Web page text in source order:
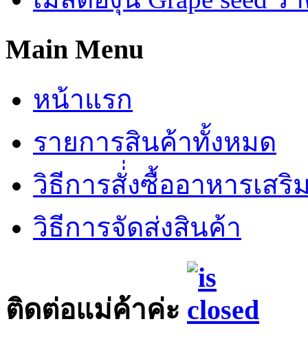
Main Menu
หน้าแรก
รายการสินค้าทั้งหมด
วิธีการสั่่งซื้ออาหารเสริ
วิธีการจัดส่งสินค้า
ติดต่อแม่ค้าค่ะ